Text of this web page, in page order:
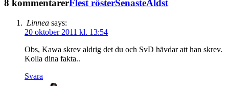
8 kommentarerFlest rösterSenasteÄldst
Linnea says:
20 oktober 2011 kl. 13:54
Obs, Kawa skrev aldrig det du och SvD hävdar att han skrev.
Kolla dina fakta..
Svara